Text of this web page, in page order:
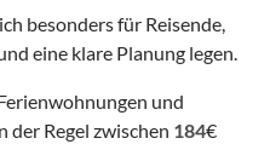
besonders für Reisende,
eine klare Planung legen.
und
der Regel zwischen 184€